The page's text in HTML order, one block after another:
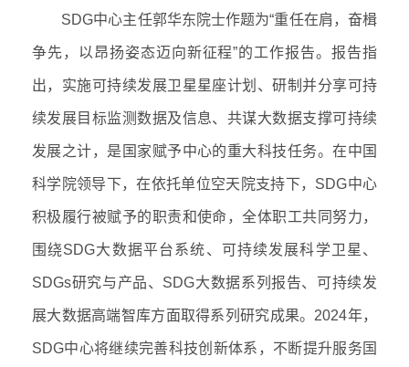
SDG中心主任郭华东院士作题为“重任在肩，奋楫
争先，以昂扬姿态迈向新征程”的工作报告。报告指
出，实施可持续发展卫星星座计划、研制并分享可持
续发展目标监测数据及信息、共谋大数据支撑可持续
发展之计，是国家赋予中心的重大科技任务。在中国
科学院领导下，在依托单位空天院支持下， SDG中心
积极履行被赋予的职责和使命，全体职工共同努力，
围绕SDG大数据平台系统、可持续发展科学卫星、
SDGs研究与产品、 SDG大数据系列报告、可持续发
展大数据高端智库方面取得系列研究成果。 2024年，
SDG中心将继续完善科技创新体系，不断提升服务国